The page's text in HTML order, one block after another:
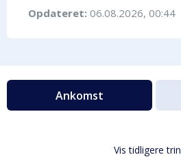
Opdateret: 06.08.2026, 00:44
Ankomst
Vis tidligere trin